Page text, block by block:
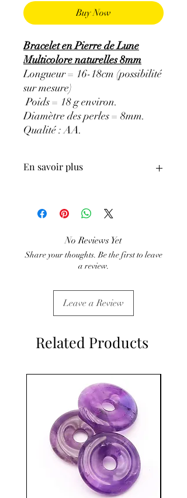
Buy Now
Bracelet en Pierre de Lune
Multicolore naturelles 8mm
Longueur = 16-18cm (possibilité
sur mesure)
Poids = 18 g environ.
Diamètre des perles = 8mm.
Qualité : AA.
En savoir plus
Minéraux en Lithothérapie n'exclut en
aucun cas la poursuite d'un traitement
C'est un complémentNo Reviews Yet
Share your thoughts. Be the first to leave
a review.
Leave a Review
Related Products